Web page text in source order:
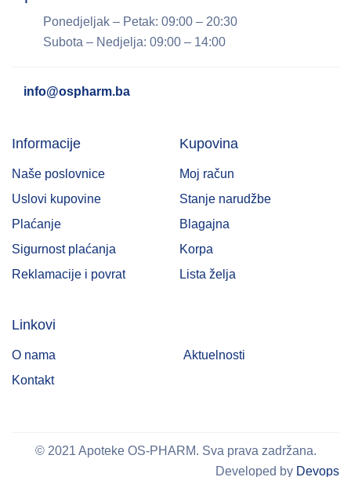
Ponedjeljak – Petak: 09:00 – 20:30
Subota – Nedjelja: 09:00 – 14:00
info@ospharm.ba
Informacije
Naše poslovnice
Uslovi kupovine
Plaćanje
Sigurnost plaćanja
Reklamacije i povrat
Kupovina
Moj račun
Stanje narudžbe
Blagajna
Korpa
Lista želja
Linkovi
O nama
Aktuelnosti
Kontakt
© 2021 Apoteke OS-PHARM. Sva prava zadržana.
Developed by Devops